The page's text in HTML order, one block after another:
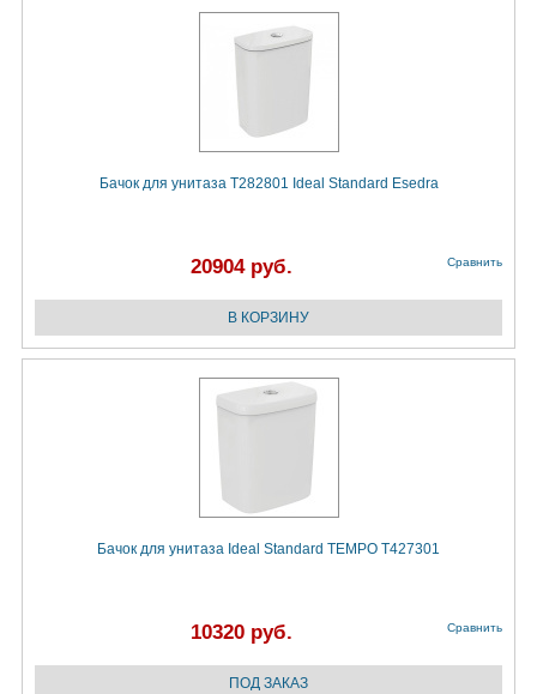
Бачок для унитаза T282801 Ideal Standard Esedra
20904 руб. Сравнить
Бачок для унитаза Ideal Standard TEMPO T427301
10320 руб. Сравнить